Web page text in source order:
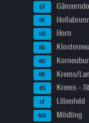
GF
HL
HO Horn
KG
KO
KR Krems/
KS Krems –
LF Lilienfeld
MD Mödling